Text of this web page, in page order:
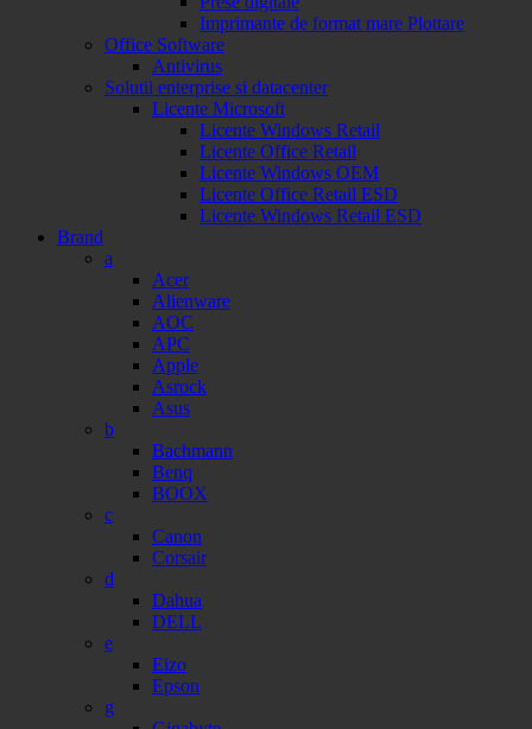
Imprimante de format mare Plottare
Office Software
Antivirus
Solutii enterprise si datacenter
Licente Microsoft
Licente Windows Retail
Licente Office Retail
Licente Windows OEM
Licente Office Retail ESD
Licente Windows Retail ESD
Brand
a
Acer
Alienware
AOC
APC
Apple
Asrock
Asus
b
Bachmann
Benq
BOOX
c
Canon
Corsair
d
Dahua
DELL
e
Eizo
Epson
g